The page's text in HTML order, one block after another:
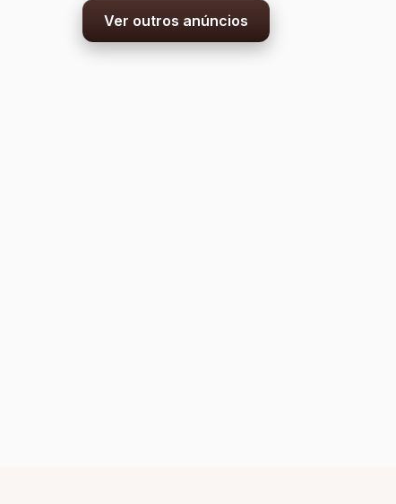
Ver outros anúncios